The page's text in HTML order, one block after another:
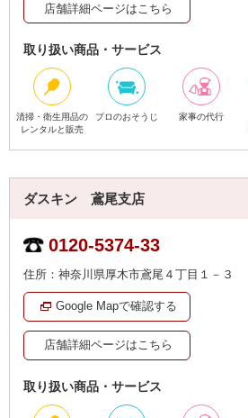
店舗詳細ページはこちら
取り扱い商品・サービス
清掃・衛生用品の
レンタルと販売
プロのおそうじ 家事の代行
ダスキン 鳶尾支店
0120-5374-33
住所：神奈川県厚木市鳶尾４丁目１－３
Google Mapで確認する
店舗詳細ページはこちら
取り扱い商品・サービス